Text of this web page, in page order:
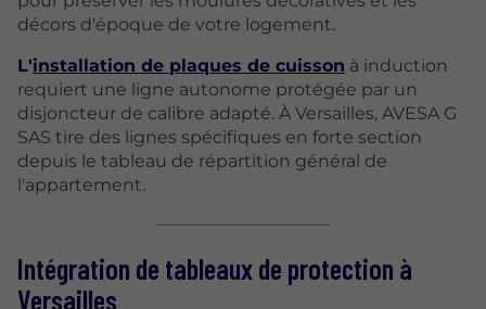
décors d'époque de votre logement.
L'installation de plaques de cuisson à induction
requiert une ligne autonome protégée par un
disjoncteur de calibre adapté. À Versailles, AVESA G
SAS tire des lignes spécifiques en forte section
depuis le tableau de répartition général de
l'appartement.
Intégration de tableaux de protection à
Versailles